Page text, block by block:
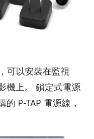
可以安裝在監視
機上。 鎖定式電源
P-TAP 電源線，